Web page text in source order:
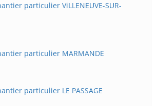
particulier ViLLENEUVE-SUR-
particulier MARMANDE
particulier LE PASSAGE